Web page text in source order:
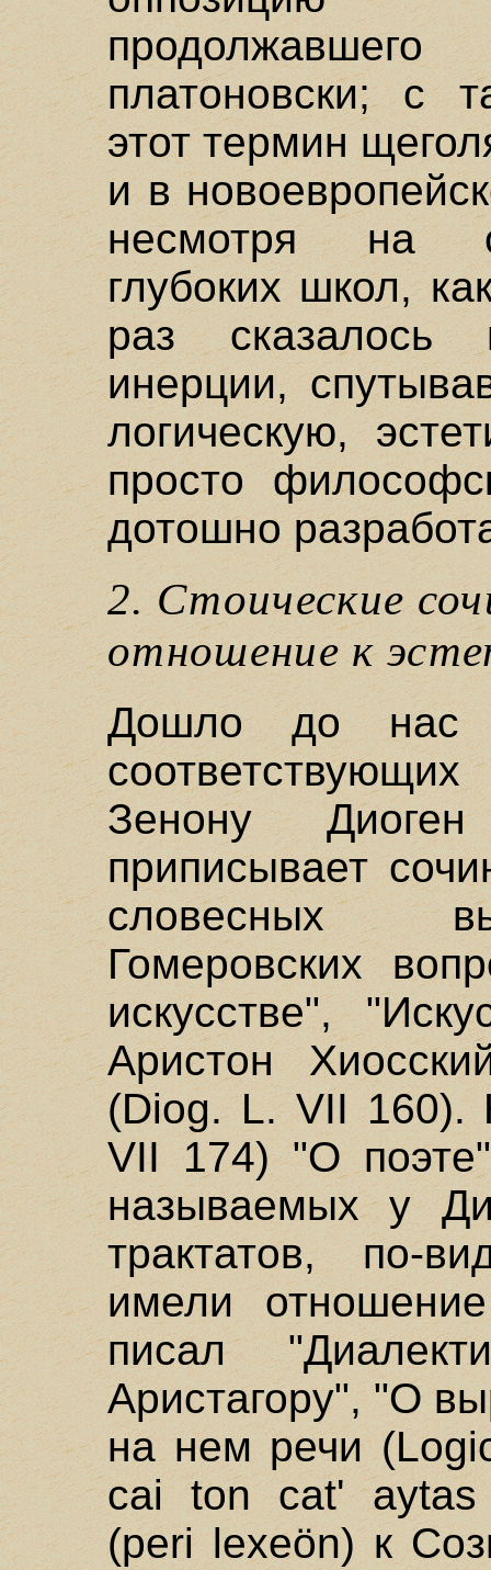
платоновски; с
этот термин
и в
несмотря на
глубоких школ,
раз сказалось
инерции,
логическую,
просто
дотошно
2. Стоические
отношение к
Дошло до нас
Зенону
приписывает
словесных
Гомеровских
искусстве",
Аристон
(Diog. L. VII 160).
VII 174) "О
называемых у
трактатов, по-
имели
писал
Аристагору", "О
на нем речи
cai ton cat'
(peri lexeön) к